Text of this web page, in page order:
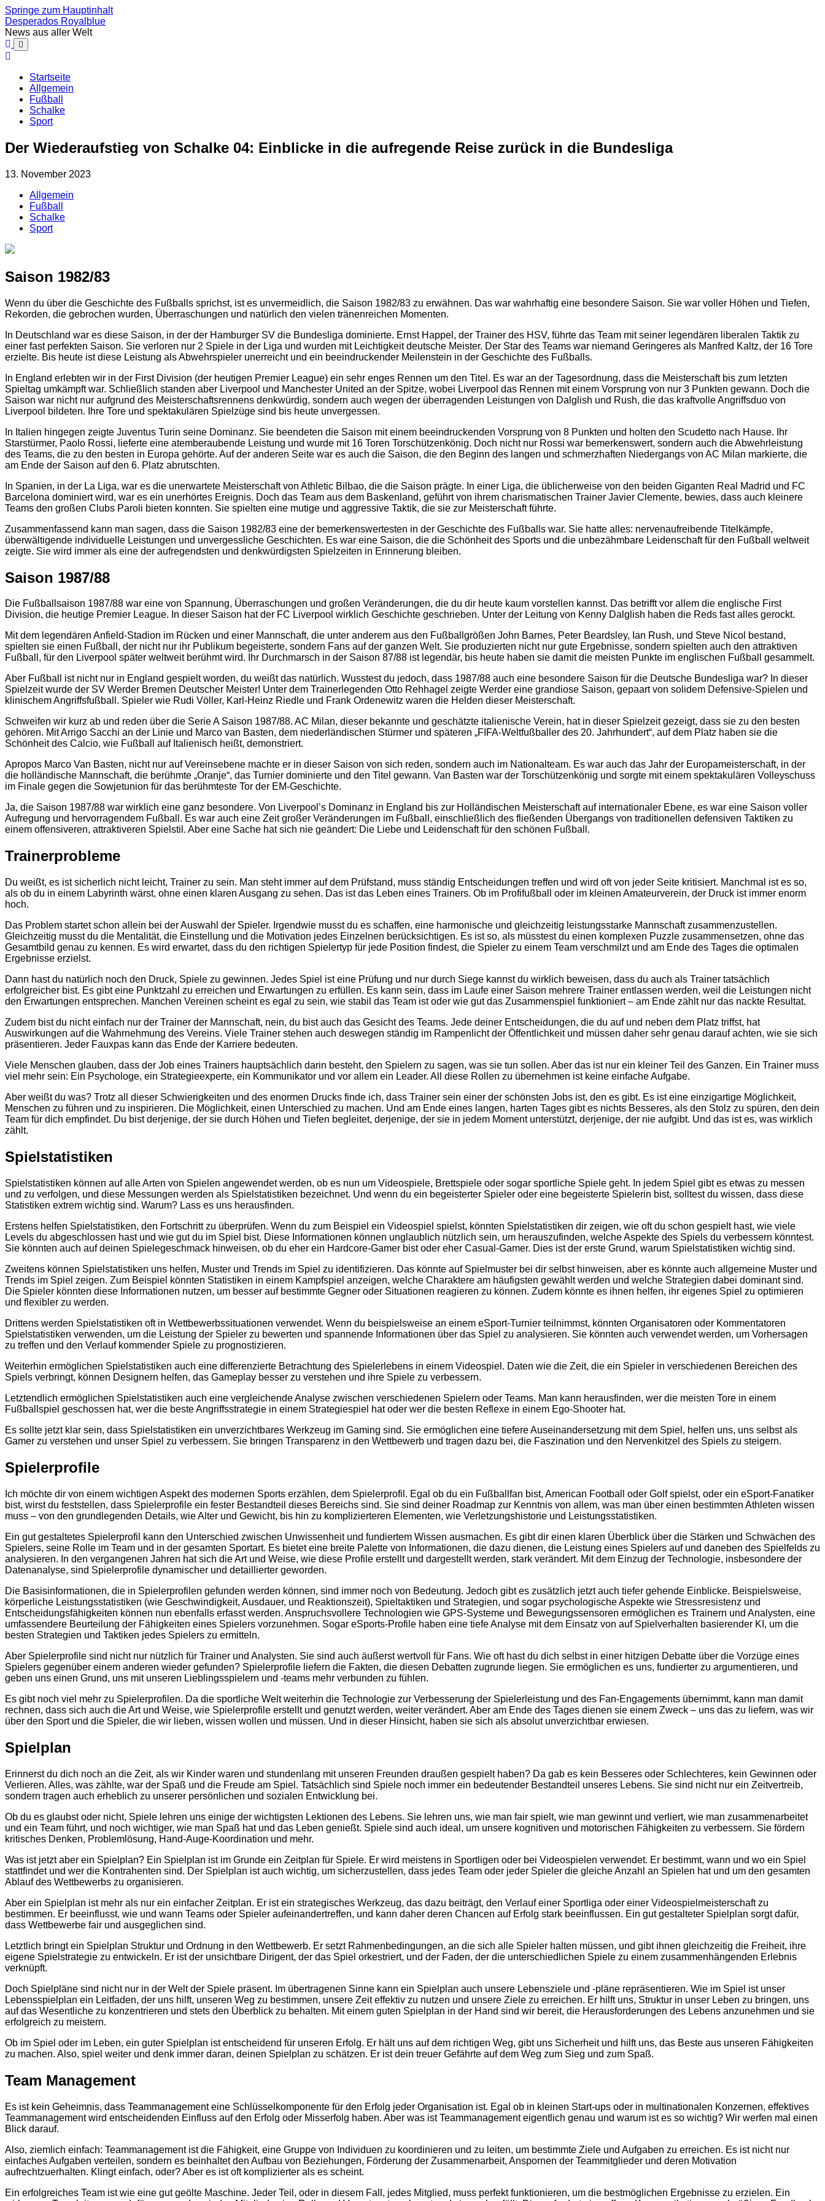
Springe zum Hauptinhalt
Desperados Royalblue
News aus aller Welt
Startseite
Allgemein
Fußball
Schalke
Sport
Der Wiederaufstieg von Schalke 04: Einblicke in die aufregende Reise zurück in die Bundesliga
13. November 2023
Allgemein
Fußball
Schalke
Sport
Saison 1982/83
Wenn du über die Geschichte des Fußballs sprichst, ist es unvermeidlich, die Saison 1982/83 zu erwähnen. Das war wahrhaftig eine besondere Saison. Sie war voller Höhen und Tiefen,
Rekorden, die gebrochen wurden, Überraschungen und natürlich den vielen tränenreichen Momenten.
In Deutschland war es diese Saison, in der der Hamburger SV die Bundesliga dominierte. Ernst Happel, der Trainer des HSV, führte das Team mit seiner legendären liberalen Taktik zu
einer fast perfekten Saison. Sie verloren nur 2 Spiele in der Liga und wurden mit Leichtigkeit deutsche Meister. Der Star des Teams war niemand Geringeres als Manfred Kaltz, der 16 Tore
erzielte. Bis heute ist diese Leistung als Abwehrspieler unerreicht und ein beeindruckender Meilenstein in der Geschichte des Fußballs.
In England erlebten wir in der First Division (der heutigen Premier League) ein sehr enges Rennen um den Titel. Es war an der Tagesordnung, dass die Meisterschaft bis zum letzten
Spieltag umkämpft war. Schließlich standen aber Liverpool und Manchester United an der Spitze, wobei Liverpool das Rennen mit einem Vorsprung von nur 3 Punkten gewann. Doch die
Saison war nicht nur aufgrund des Meisterschaftsrennens denkwürdig, sondern auch wegen der überragenden Leistungen von Dalglish und Rush, die das kraftvolle Angriffsduo von
Liverpool bildeten. Ihre Tore und spektakulären Spielzüge sind bis heute unvergessen.
In Italien hingegen zeigte Juventus Turin seine Dominanz. Sie beendeten die Saison mit einem beeindruckenden Vorsprung von 8 Punkten und holten den Scudetto nach Hause. Ihr
Starstürmer, Paolo Rossi, lieferte eine atemberaubende Leistung und wurde mit 16 Toren Torschützenkönig. Doch nicht nur Rossi war bemerkenswert, sondern auch die Abwehrleistung
des Teams, die zu den besten in Europa gehörte. Auf der anderen Seite war es auch die Saison, die den Beginn des langen und schmerzhaften Niedergangs von AC Milan markierte, die
am Ende der Saison auf den 6. Platz abrutschten.
In Spanien, in der La Liga, war es die unerwartete Meisterschaft von Athletic Bilbao, die die Saison prägte. In einer Liga, die üblicherweise von den beiden Giganten Real Madrid und FC
Barcelona dominiert wird, war es ein unerhörtes Ereignis. Doch das Team aus dem Baskenland, geführt von ihrem charismatischen Trainer Javier Clemente, bewies, dass auch kleinere
Teams den großen Clubs Paroli bieten konnten. Sie spielten eine mutige und aggressive Taktik, die sie zur Meisterschaft führte.
Zusammenfassend kann man sagen, dass die Saison 1982/83 eine der bemerkenswertesten in der Geschichte des Fußballs war. Sie hatte alles: nervenaufreibende Titelkämpfe,
überwältigende individuelle Leistungen und unvergessliche Geschichten. Es war eine Saison, die die Schönheit des Sports und die unbezähmbare Leidenschaft für den Fußball weltweit
zeigte. Sie wird immer als eine der aufregendsten und denkwürdigsten Spielzeiten in Erinnerung bleiben.
Saison 1987/88
Die Fußballsaison 1987/88 war eine von Spannung, Überraschungen und großen Veränderungen, die du dir heute kaum vorstellen kannst. Das betrifft vor allem die englische First
Division, die heutige Premier League. In dieser Saison hat der FC Liverpool wirklich Geschichte geschrieben. Unter der Leitung von Kenny Dalglish haben die Reds fast alles gerockt.
Mit dem legendären Anfield-Stadion im Rücken und einer Mannschaft, die unter anderem aus den Fußballgrößen John Barnes, Peter Beardsley, Ian Rush, und Steve Nicol bestand,
spielten sie einen Fußball, der nicht nur ihr Publikum begeisterte, sondern Fans auf der ganzen Welt. Sie produzierten nicht nur gute Ergebnisse, sondern spielten auch den attraktiven
Fußball, für den Liverpool später weltweit berühmt wird. Ihr Durchmarsch in der Saison 87/88 ist legendär, bis heute haben sie damit die meisten Punkte im englischen Fußball gesammelt.
Aber Fußball ist nicht nur in England gespielt worden, du weißt das natürlich. Wusstest du jedoch, dass 1987/88 auch eine besondere Saison für die Deutsche Bundesliga war? In dieser
Spielzeit wurde der SV Werder Bremen Deutscher Meister! Unter dem Trainerlegenden Otto Rehhagel zeigte Werder eine grandiose Saison, gepaart von solidem Defensive-Spielen und
klinischem Angriffsfußball. Spieler wie Rudi Völler, Karl-Heinz Riedle und Frank Ordenewitz waren die Helden dieser Meisterschaft.
Schweifen wir kurz ab und reden über die Serie A Saison 1987/88. AC Milan, dieser bekannte und geschätzte italienische Verein, hat in dieser Spielzeit gezeigt, dass sie zu den besten
gehören. Mit Arrigo Sacchi an der Linie und Marco van Basten, dem niederländischen Stürmer und späteren „FIFA-Weltfußballer des 20. Jahrhundert“, auf dem Platz haben sie die
Schönheit des Calcio, wie Fußball auf Italienisch heißt, demonstriert.
Apropos Marco Van Basten, nicht nur auf Vereinsebene machte er in dieser Saison von sich reden, sondern auch im Nationalteam. Es war auch das Jahr der Europameisterschaft, in der
die holländische Mannschaft, die berühmte „Oranje“, das Turnier dominierte und den Titel gewann. Van Basten war der Torschützenkönig und sorgte mit einem spektakulären Volleyschuss
im Finale gegen die Sowjetunion für das berühmteste Tor der EM-Geschichte.
Ja, die Saison 1987/88 war wirklich eine ganz besondere. Von Liverpool’s Dominanz in England bis zur Holländischen Meisterschaft auf internationaler Ebene, es war eine Saison voller
Aufregung und hervorragendem Fußball. Es war auch eine Zeit großer Veränderungen im Fußball, einschließlich des fließenden Übergangs von traditionellen defensiven Taktiken zu
einem offensiveren, attraktiveren Spielstil. Aber eine Sache hat sich nie geändert: Die Liebe und Leidenschaft für den schönen Fußball.
Trainerprobleme
Du weißt, es ist sicherlich nicht leicht, Trainer zu sein. Man steht immer auf dem Prüfstand, muss ständig Entscheidungen treffen und wird oft von jeder Seite kritisiert. Manchmal ist es so,
als ob du in einem Labyrinth wärst, ohne einen klaren Ausgang zu sehen. Das ist das Leben eines Trainers. Ob im Profifußball oder im kleinen Amateurverein, der Druck ist immer enorm
hoch.
Das Problem startet schon allein bei der Auswahl der Spieler. Irgendwie musst du es schaffen, eine harmonische und gleichzeitig leistungsstarke Mannschaft zusammenzustellen.
Gleichzeitig musst du die Mentalität, die Einstellung und die Motivation jedes Einzelnen berücksichtigen. Es ist so, als müsstest du einen komplexen Puzzle zusammensetzen, ohne das
Gesamtbild genau zu kennen. Es wird erwartet, dass du den richtigen Spielertyp für jede Position findest, die Spieler zu einem Team verschmilzt und am Ende des Tages die optimalen
Ergebnisse erzielst.
Dann hast du natürlich noch den Druck, Spiele zu gewinnen. Jedes Spiel ist eine Prüfung und nur durch Siege kannst du wirklich beweisen, dass du auch als Trainer tatsächlich
erfolgreicher bist. Es gibt eine Punktzahl zu erreichen und Erwartungen zu erfüllen. Es kann sein, dass im Laufe einer Saison mehrere Trainer entlassen werden, weil die Leistungen nicht
den Erwartungen entsprechen. Manchen Vereinen scheint es egal zu sein, wie stabil das Team ist oder wie gut das Zusammenspiel funktioniert – am Ende zählt nur das nackte Resultat.
Zudem bist du nicht einfach nur der Trainer der Mannschaft, nein, du bist auch das Gesicht des Teams. Jede deiner Entscheidungen, die du auf und neben dem Platz triffst, hat
Auswirkungen auf die Wahrnehmung des Vereins. Viele Trainer stehen auch deswegen ständig im Rampenlicht der Öffentlichkeit und müssen daher sehr genau darauf achten, wie sie sich
präsentieren. Jeder Fauxpas kann das Ende der Karriere bedeuten.
Viele Menschen glauben, dass der Job eines Trainers hauptsächlich darin besteht, den Spielern zu sagen, was sie tun sollen. Aber das ist nur ein kleiner Teil des Ganzen. Ein Trainer muss
viel mehr sein: Ein Psychologe, ein Strategieexperte, ein Kommunikator und vor allem ein Leader. All diese Rollen zu übernehmen ist keine einfache Aufgabe.
Aber weißt du was? Trotz all dieser Schwierigkeiten und des enormen Drucks finde ich, dass Trainer sein einer der schönsten Jobs ist, den es gibt. Es ist eine einzigartige Möglichkeit,
Menschen zu führen und zu inspirieren. Die Möglichkeit, einen Unterschied zu machen. Und am Ende eines langen, harten Tages gibt es nichts Besseres, als den Stolz zu spüren, den dein
Team für dich empfindet. Du bist derjenige, der sie durch Höhen und Tiefen begleitet, derjenige, der sie in jedem Moment unterstützt, derjenige, der nie aufgibt. Und das ist es, was wirklich
zählt.
Spielstatistiken
Spielstatistiken können auf alle Arten von Spielen angewendet werden, ob es nun um Videospiele, Brettspiele oder sogar sportliche Spiele geht. In jedem Spiel gibt es etwas zu messen
und zu verfolgen, und diese Messungen werden als Spielstatistiken bezeichnet. Und wenn du ein begeisterter Spieler oder eine begeisterte Spielerin bist, solltest du wissen, dass diese
Statistiken extrem wichtig sind. Warum? Lass es uns herausfinden.
Erstens helfen Spielstatistiken, den Fortschritt zu überprüfen. Wenn du zum Beispiel ein Videospiel spielst, könnten Spielstatistiken dir zeigen, wie oft du schon gespielt hast, wie viele
Levels du abgeschlossen hast und wie gut du im Spiel bist. Diese Informationen können unglaublich nützlich sein, um herauszufinden, welche Aspekte des Spiels du verbessern könntest.
Sie könnten auch auf deinen Spielegeschmack hinweisen, ob du eher ein Hardcore-Gamer bist oder eher Casual-Gamer. Dies ist der erste Grund, warum Spielstatistiken wichtig sind.
Zweitens können Spielstatistiken uns helfen, Muster und Trends im Spiel zu identifizieren. Das könnte auf Spielmuster bei dir selbst hinweisen, aber es könnte auch allgemeine Muster und
Trends im Spiel zeigen. Zum Beispiel könnten Statistiken in einem Kampfspiel anzeigen, welche Charaktere am häufigsten gewählt werden und welche Strategien dabei dominant sind.
Die Spieler könnten diese Informationen nutzen, um besser auf bestimmte Gegner oder Situationen reagieren zu können. Zudem könnte es ihnen helfen, ihr eigenes Spiel zu optimieren
und flexibler zu werden.
Drittens werden Spielstatistiken oft in Wettbewerbssituationen verwendet. Wenn du beispielsweise an einem eSport-Turnier teilnimmst, könnten Organisatoren oder Kommentatoren
Spielstatistiken verwenden, um die Leistung der Spieler zu bewerten und spannende Informationen über das Spiel zu analysieren. Sie könnten auch verwendet werden, um Vorhersagen
zu treffen und den Verlauf kommender Spiele zu prognostizieren.
Weiterhin ermöglichen Spielstatistiken auch eine differenzierte Betrachtung des Spielerlebens in einem Videospiel. Daten wie die Zeit, die ein Spieler in verschiedenen Bereichen des
Spiels verbringt, können Designern helfen, das Gameplay besser zu verstehen und ihre Spiele zu verbessern.
Letztendlich ermöglichen Spielstatistiken auch eine vergleichende Analyse zwischen verschiedenen Spielern oder Teams. Man kann herausfinden, wer die meisten Tore in einem
Fußballspiel geschossen hat, wer die beste Angriffsstrategie in einem Strategiespiel hat oder wer die besten Reflexe in einem Ego-Shooter hat.
Es sollte jetzt klar sein, dass Spielstatistiken ein unverzichtbares Werkzeug im Gaming sind. Sie ermöglichen eine tiefere Auseinandersetzung mit dem Spiel, helfen uns, uns selbst als
Gamer zu verstehen und unser Spiel zu verbessern. Sie bringen Transparenz in den Wettbewerb und tragen dazu bei, die Faszination und den Nervenkitzel des Spiels zu steigern.
Spielerprofile
Ich möchte dir von einem wichtigen Aspekt des modernen Sports erzählen, dem Spielerprofil. Egal ob du ein Fußballfan bist, American Football oder Golf spielst, oder ein eSport-Fanatiker
bist, wirst du feststellen, dass Spielerprofile ein fester Bestandteil dieses Bereichs sind. Sie sind deiner Roadmap zur Kenntnis von allem, was man über einen bestimmten Athleten wissen
muss – von den grundlegenden Details, wie Alter und Gewicht, bis hin zu komplizierteren Elementen, wie Verletzungshistorie und Leistungsstatistiken.
Ein gut gestaltetes Spielerprofil kann den Unterschied zwischen Unwissenheit und fundiertem Wissen ausmachen. Es gibt dir einen klaren Überblick über die Stärken und Schwächen des
Spielers, seine Rolle im Team und in der gesamten Sportart. Es bietet eine breite Palette von Informationen, die dazu dienen, die Leistung eines Spielers auf und daneben des Spielfelds zu
analysieren. In den vergangenen Jahren hat sich die Art und Weise, wie diese Profile erstellt und dargestellt werden, stark verändert. Mit dem Einzug der Technologie, insbesondere der
Datenanalyse, sind Spielerprofile dynamischer und detaillierter geworden.
Die Basisinformationen, die in Spielerprofilen gefunden werden können, sind immer noch von Bedeutung. Jedoch gibt es zusätzlich jetzt auch tiefer gehende Einblicke. Beispielsweise,
körperliche Leistungsstatistiken (wie Geschwindigkeit, Ausdauer, und Reaktionszeit), Spieltaktiken und Strategien, und sogar psychologische Aspekte wie Stressresistenz und
Entscheidungsfähigkeiten können nun ebenfalls erfasst werden. Anspruchsvollere Technologien wie GPS-Systeme und Bewegungssensoren ermöglichen es Trainern und Analysten, eine
umfassendere Beurteilung der Fähigkeiten eines Spielers vorzunehmen. Sogar eSports-Profile haben eine tiefe Analyse mit dem Einsatz von auf Spielverhalten basierender KI, um die
besten Strategien und Taktiken jedes Spielers zu ermitteln.
Aber Spielerprofile sind nicht nur nützlich für Trainer und Analysten. Sie sind auch äußerst wertvoll für Fans. Wie oft hast du dich selbst in einer hitzigen Debatte über die Vorzüge eines
Spielers gegenüber einem anderen wieder gefunden? Spielerprofile liefern die Fakten, die diesen Debatten zugrunde liegen. Sie ermöglichen es uns, fundierter zu argumentieren, und
geben uns einen Grund, uns mit unseren Lieblingsspielern und -teams mehr verbunden zu fühlen.
Es gibt noch viel mehr zu Spielerprofilen. Da die sportliche Welt weiterhin die Technologie zur Verbesserung der Spielerleistung und des Fan-Engagements übernimmt, kann man damit
rechnen, dass sich auch die Art und Weise, wie Spielerprofile erstellt und genutzt werden, weiter verändert. Aber am Ende des Tages dienen sie einem Zweck – uns das zu liefern, was wir
über den Sport und die Spieler, die wir lieben, wissen wollen und müssen. Und in dieser Hinsicht, haben sie sich als absolut unverzichtbar erwiesen.
Spielplan
Erinnerst du dich noch an die Zeit, als wir Kinder waren und stundenlang mit unseren Freunden draußen gespielt haben? Da gab es kein Besseres oder Schlechteres, kein Gewinnen oder
Verlieren. Alles, was zählte, war der Spaß und die Freude am Spiel. Tatsächlich sind Spiele noch immer ein bedeutender Bestandteil unseres Lebens. Sie sind nicht nur ein Zeitvertreib,
sondern tragen auch erheblich zu unserer persönlichen und sozialen Entwicklung bei.
Ob du es glaubst oder nicht, Spiele lehren uns einige der wichtigsten Lektionen des Lebens. Sie lehren uns, wie man fair spielt, wie man gewinnt und verliert, wie man zusammenarbeitet
und ein Team führt, und noch wichtiger, wie man Spaß hat und das Leben genießt. Spiele sind auch ideal, um unsere kognitiven und motorischen Fähigkeiten zu verbessern. Sie fördern
kritisches Denken, Problemlösung, Hand-Auge-Koordination und mehr.
Was ist jetzt aber ein Spielplan? Ein Spielplan ist im Grunde ein Zeitplan für Spiele. Er wird meistens in Sportligen oder bei Videospielen verwendet. Er bestimmt, wann und wo ein Spiel
stattfindet und wer die Kontrahenten sind. Der Spielplan ist auch wichtig, um sicherzustellen, dass jedes Team oder jeder Spieler die gleiche Anzahl an Spielen hat und um den gesamten
Ablauf des Wettbewerbs zu organisieren.
Aber ein Spielplan ist mehr als nur ein einfacher Zeitplan. Er ist ein strategisches Werkzeug, das dazu beiträgt, den Verlauf einer Sportliga oder einer Videospielmeisterschaft zu
bestimmen. Er beeinflusst, wie und wann Teams oder Spieler aufeinandertreffen, und kann daher deren Chancen auf Erfolg stark beeinflussen. Ein gut gestalteter Spielplan sorgt dafür,
dass Wettbewerbe fair und ausgeglichen sind.
Letztlich bringt ein Spielplan Struktur und Ordnung in den Wettbewerb. Er setzt Rahmenbedingungen, an die sich alle Spieler halten müssen, und gibt ihnen gleichzeitig die Freiheit, ihre
eigene Spielstrategie zu entwickeln. Er ist der unsichtbare Dirigent, der das Spiel orkestriert, und der Faden, der die unterschiedlichen Spiele zu einem zusammenhängenden Erlebnis
verknüpft.
Doch Spielpläne sind nicht nur in der Welt der Spiele präsent. Im übertragenen Sinne kann ein Spielplan auch unsere Lebensziele und -pläne repräsentieren. Wie im Spiel ist unser
Lebensspielplan ein Leitfaden, der uns hilft, unseren Weg zu bestimmen, unsere Zeit effektiv zu nutzen und unsere Ziele zu erreichen. Er hilft uns, Struktur in unser Leben zu bringen, uns
auf das Wesentliche zu konzentrieren und stets den Überblick zu behalten. Mit einem guten Spielplan in der Hand sind wir bereit, die Herausforderungen des Lebens anzunehmen und sie
erfolgreich zu meistern.
Ob im Spiel oder im Leben, ein guter Spielplan ist entscheidend für unseren Erfolg. Er hält uns auf dem richtigen Weg, gibt uns Sicherheit und hilft uns, das Beste aus unseren Fähigkeiten
zu machen. Also, spiel weiter und denk immer daran, deinen Spielplan zu schätzen. Er ist dein treuer Gefährte auf dem Weg zum Sieg und zum Spaß.
Team Management
Es ist kein Geheimnis, dass Teammanagement eine Schlüsselkomponente für den Erfolg jeder Organisation ist. Egal ob in kleinen Start-ups oder in multinationalen Konzernen, effektives
Teammanagement wird entscheidenden Einfluss auf den Erfolg oder Misserfolg haben. Aber was ist Teammanagement eigentlich genau und warum ist es so wichtig? Wir werfen mal einen
Blick darauf.
Also, ziemlich einfach: Teammanagement ist die Fähigkeit, eine Gruppe von Individuen zu koordinieren und zu leiten, um bestimmte Ziele und Aufgaben zu erreichen. Es ist nicht nur
einfaches Aufgaben verteilen, sondern es beinhaltet den Aufbau von Beziehungen, Förderung der Zusammenarbeit, Anspornen der Teammitglieder und deren Motivation
aufrechtzuerhalten. Klingt einfach, oder? Aber es ist oft komplizierter als es scheint.
Ein erfolgreiches Team ist wie eine gut geölte Maschine. Jeder Teil, oder in diesem Fall, jedes Mitglied, muss perfekt funktionieren, um die bestmöglichen Ergebnisse zu erzielen. Ein